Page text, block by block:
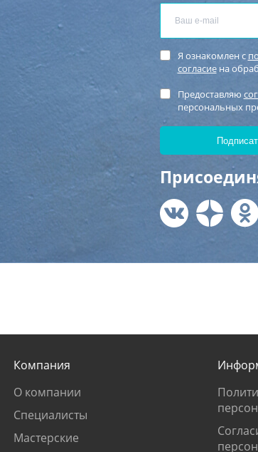
Я ознакомлен с
согласиена
Предоставляю
персональных
Компания
О компании
Специалисты
Мастерские